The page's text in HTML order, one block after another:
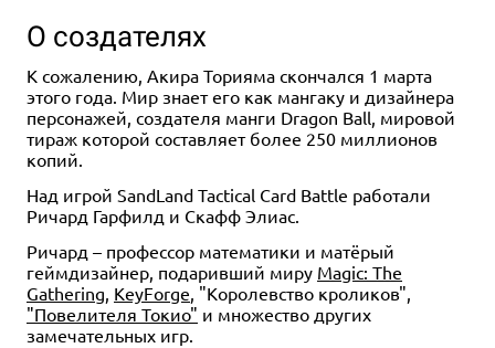
О создателях
К сожалению, Акира Торияма скончался 1 марта
этого года. Мир знает его как мангаку и дизайнера
персонажей, создателя манги Dragon Ball, мировой
тираж которой составляет более 250 миллионов
копий.
Над игрой SandLand Tactical Card Battle работали
Ричард Гарфилд и Скафф Элиас.
Ричард – профессор математики и матёрый
геймдизайнер, подаривший миру Magic: The
Gathering, KeyForge, "Королевство кроликов",
"Повелителя Токио" и множество других
замечательных игр.